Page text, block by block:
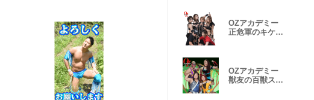
OZアカデミー
正危軍のキケン
OZアカデミー
獣友の百獣スタ